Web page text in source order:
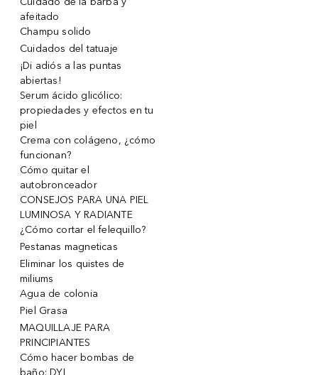
afeitado
Champu solido
Cuidados del tatuaje
¡Di adiós a las puntas
abiertas!
Serum ácido glicólico:
propiedades y efectos en tu
piel
Crema con colágeno, ¿cómo
funcionan?
Cómo quitar el
autobronceador
CONSEJOS PARA UNA PIEL
LUMINOSA Y RADIANTE
¿Cómo cortar el felequillo?
Pestanas magneticas
Eliminar los quistes de
miliums
Agua de colonia
Piel Grasa
MAQUILLAJE PARA
PRINCIPIANTES
Cómo hacer bombas de
baño: DYI